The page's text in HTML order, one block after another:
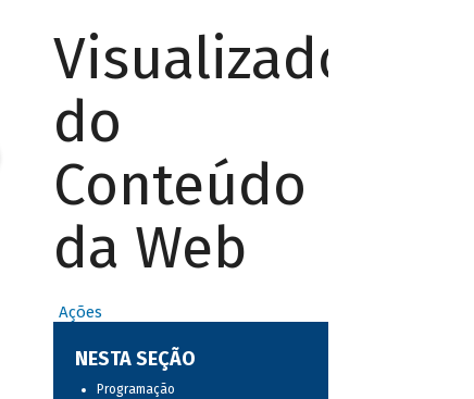
Visualizador
do
Conteúdo
da Web
Ações
NESTA SEÇÃO
Programação